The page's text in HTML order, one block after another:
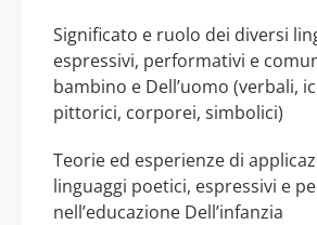
Significato e ruolo dei diversi
espressivi, performativi e
bambino e Dell’uomo (verbali,
pittorici, corporei, simbolici)
Teorie ed esperienze di
linguaggi poetici, espressivi e
nell’educazione Dell’infanzia